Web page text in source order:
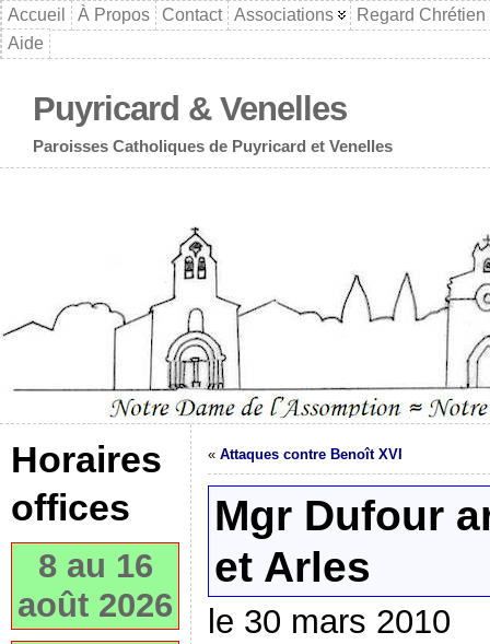
Accueil À Propos Contact Associations
Regard Chrétien
Aide
Puyricard & Venelles
Paroisses Catholiques de Puyricard et Venelles
Horaires
offices
8 au 16
août 2026
« Attaques contre Benoît XVI
Mgr Dufour
et Arles
le 30 mars 2010